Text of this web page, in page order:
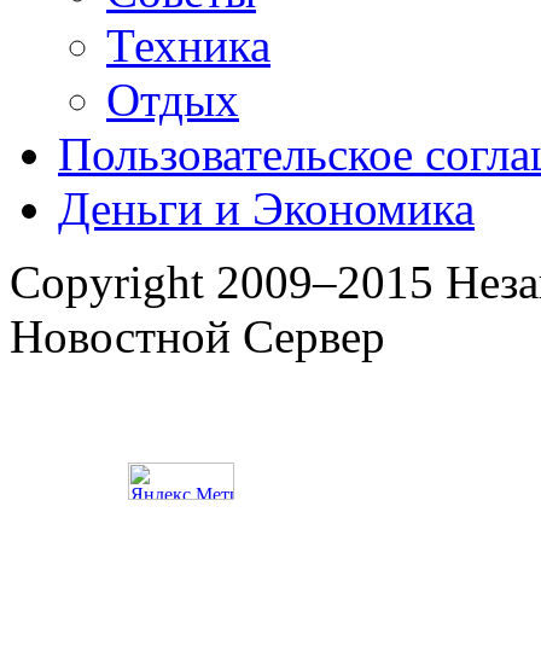
Техника
Отдых
Пользовательское
Деньги и Экономика
Copyright 2009–2015
Новостной Сервер